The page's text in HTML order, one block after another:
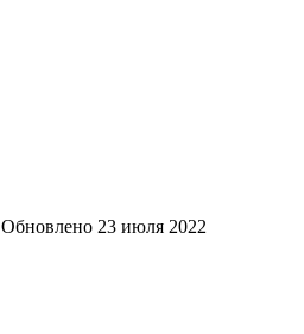
Обновлено 23 июля 2022